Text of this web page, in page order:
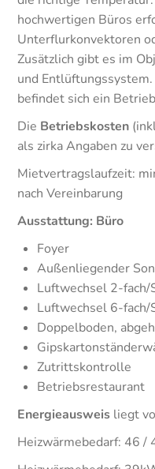
hochwertigen Büros
Unterflurkonvektoren
Zusätzlich gibt es im
und
befindet sich ein
Die Betriebskosten
als zirka Angaben zu
Mietvertragslaufzeit:
nach Vereinbarung
Ausstattung: Büro
Foyer
Außenliegender
Luftwechsel 2-fach/
Luftwechsel 6-fach/
Doppelboden,
Zutrittskontrolle
Betriebsrestaurant
Energieausweis liegt
Heizwärmebedarf: 46 /